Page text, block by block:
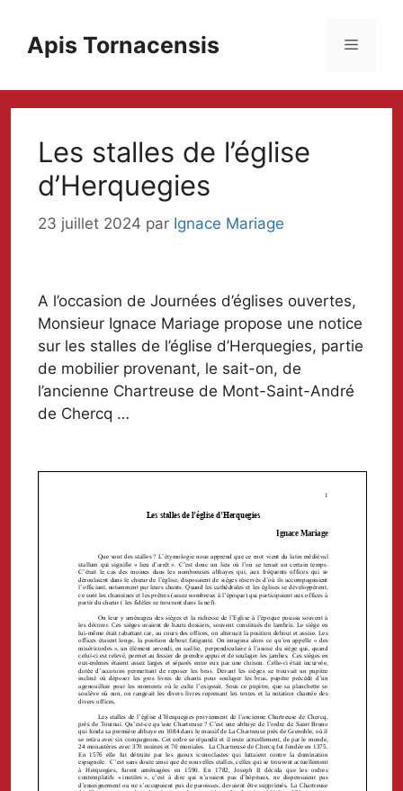
contenuApis Tornacensis Menu
Les stalles de l’église
d’Herquegies
23 juillet 2024 par Ignace Mariage
A l’occasion de Journées d’églises ouvertes,
Monsieur Ignace Mariage propose une notice
sur les stalles de l’église d’Herquegies, partie
de mobilier provenant, le sait-on, de
l’ancienne Chartreuse de Mont-Saint-André
de Chercq …